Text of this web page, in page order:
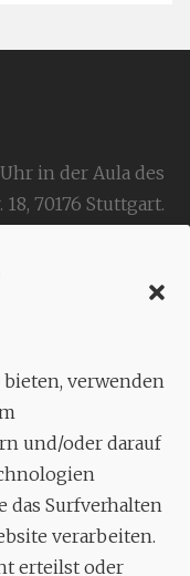
verwenden
und/oder darauf
das Surfverhalten
verarbeiten.
erteilst oder
Uhr in der Aula des
18, 70176 Stuttgart.